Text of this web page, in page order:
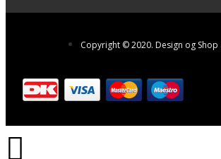
Copyright © 2020. Design og Shop